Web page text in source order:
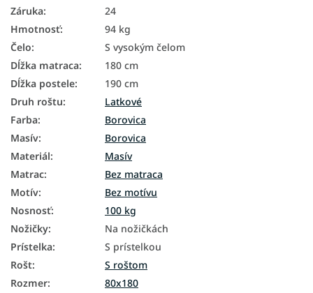
Záruka:
24
Hmotnosť:
94 kg
Čelo:
S vysokým čelom
Dĺžka matraca:
180 cm
Dĺžka postele:
190 cm
Druh roštu:
Latkové
Farba:
Borovica
Masív:
Borovica
Materiál:
Masív
Matrac:
Bez matraca
Motív:
Bez motívu
Nosnosť:
100 kg
Nožičky:
Na nožičkách
Prístelka:
S prístelkou
Rošt:
S roštom
Rozmer:
80x180